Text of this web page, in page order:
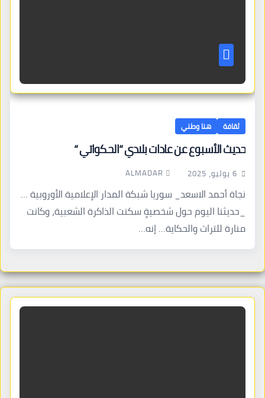
ثقافة هنا وطني
حديث الأسبوع عن عادات بلادي “الحكواتي “
6 يوليو، 2025 ALMADAR
نجاة أحمد الاسعد_ سوريا شبكة المدار الإعلامية الأوروبية …
_حديثنا اليوم حول شخصيةٍ سكنت الذاكرة الشعبية، وكانت
منارة للتراث والحكاية… إنه…